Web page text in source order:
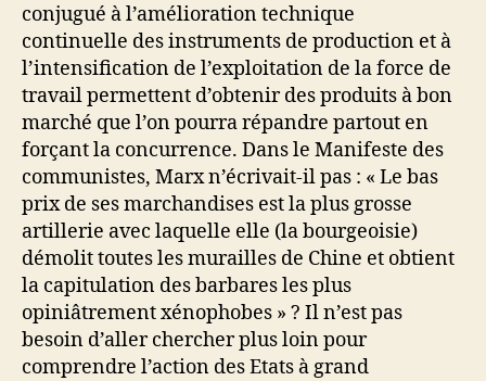
conjugué à l’amélioration technique
continuelle des instruments de production et à
l’intensification de l’exploitation de la force de
travail permettent d’obtenir des produits à bon
marché que l’on pourra répandre partout en
forçant la concurrence. Dans le Manifeste des
communistes, Marx n’écrivait-il pas : « Le bas
prix de ses marchandises est la plus grosse
artillerie avec laquelle elle (la bourgeoisie)
démolit toutes les murailles de Chine et obtient
la capitulation des barbares les plus
opiniâtrement xénophobes » ? Il n’est pas
besoin d’aller chercher plus loin pour
comprendre l’action des Etats à grand